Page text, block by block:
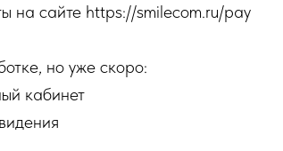
на сайте https://smilecom.ru/pay
но уже скоро:
кабинет